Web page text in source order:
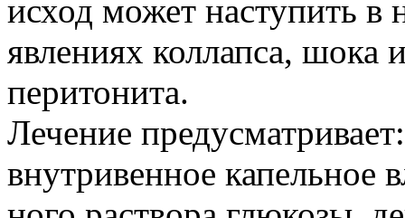
исход может наступить в
явлениях коллапса, шока
перитонита.
Лечение
внутривенное капельное